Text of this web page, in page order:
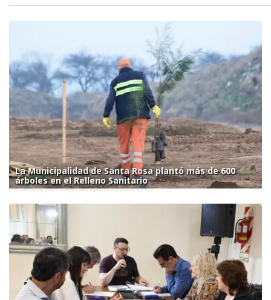
La Municipalidad de Santa Rosa plantó más de 600
árboles en el Relleno Sanitario